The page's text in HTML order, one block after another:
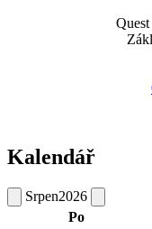
Kalendář
Srpen2026
Po